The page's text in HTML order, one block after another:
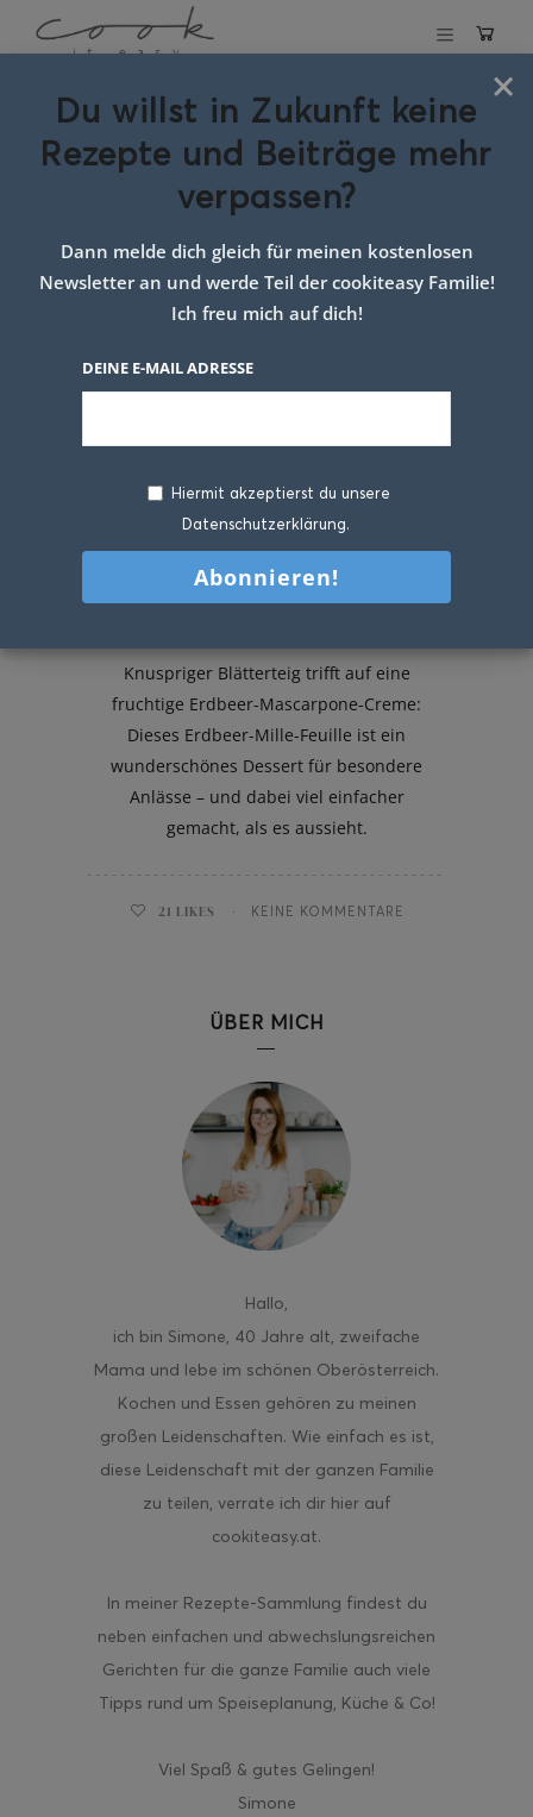
Schlagwort:
mascarpone
dessert einfach
Knuspriger Blätterteig trifft auf eine
fruchtige Erdbeer-Mascarpone-Creme:
Dieses Erdbeer-Mille-Feuille ist ein
wunderschönes Dessert für besondere
Anlässe – und dabei viel einfacher
gemacht, als es aussieht.
21 LIKES KEINE KOMMENTARE
ÜBER MICH
Hallo,
ich bin Simone, 40 Jahre alt, zweifache
Mama und lebe im schönen Oberösterreich.
Kochen und Essen gehören zu meinen
großen Leidenschaften. Wie einfach es ist,
diese Leidenschaft mit der ganzen Familie
zu teilen, verrate ich dir hier auf
cookiteasy.at.
In meiner Rezepte-Sammlung findest du
neben einfachen und abwechslungsreichen
Gerichten für die ganze Familie auch viele
Tipps rund um Speiseplanung, Küche & Co!
Viel Spaß & gutes Gelingen!
Simone
×
Du willst in Zukunft keine
Rezepte und Beiträge mehr
verpassen?
Dann melde dich gleich für meinen kostenlosen
Newsletter an und werde Teil der cookiteasy Familie!
Ich freu mich auf dich!
DEINE E-MAIL ADRESSE
Hiermit akzeptierst du unsere
Datenschutzerklärung.